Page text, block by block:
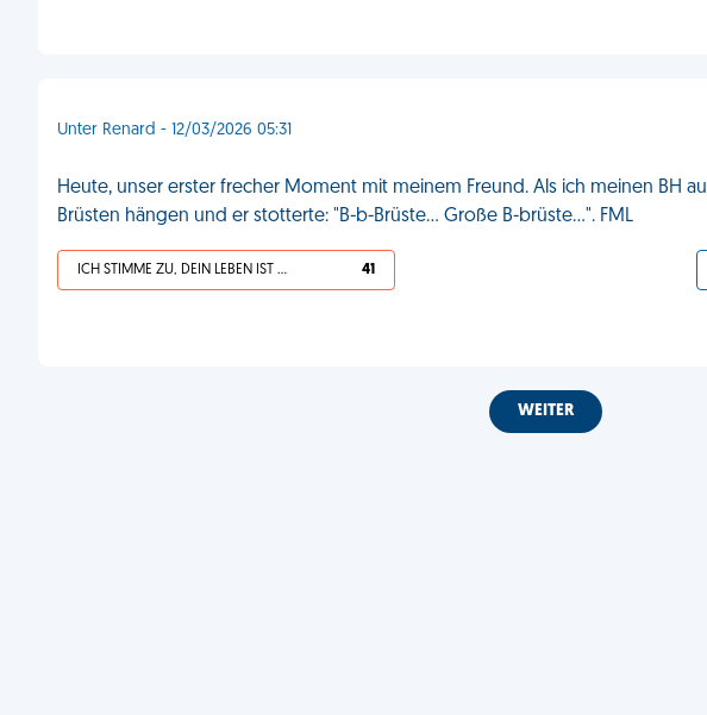
Unter Renard - 12/03/2026 05:31
Heute, unser erster frecher Moment mit meinem Freund. Als ich meinen BH
Brüsten hängen und er stotterte: "B-b-Brüste... Große B-brüste...". FML
ICH STIMME ZU, DEIN LEBEN IST SCHEISSE 41
WEITER